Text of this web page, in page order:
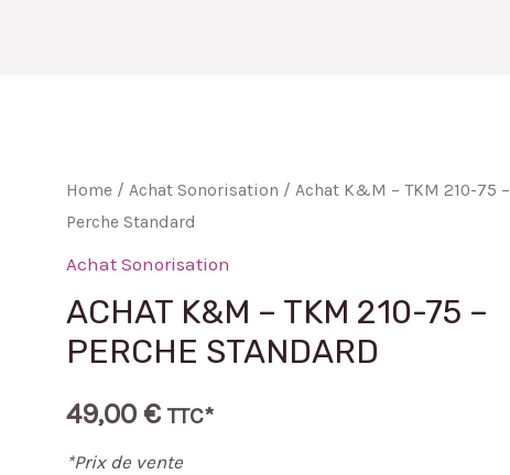
Home / Achat Sonorisation / Achat K&M – TKM 210-75 –
Perche Standard
Achat Sonorisation
ACHAT K&M – TKM 210-75 –
PERCHE STANDARD
49,00 € TTC*
*Prix de vente